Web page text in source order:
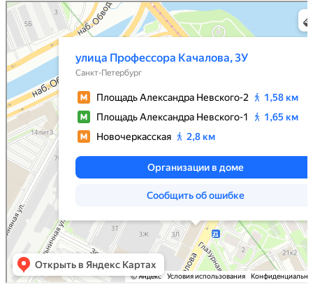
Санкт‑Петербург
Яндекс Карты — транспорт, навигация, поиск мест